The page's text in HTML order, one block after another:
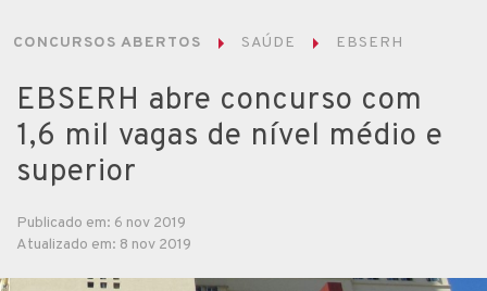
CONCURSOS ABERTOS SAÚDE EBSERH
EBSERH abre concurso com
1,6 mil vagas de nível médio e
superior
Publicado em: 6 nov 2019
Atualizado em: 8 nov 2019